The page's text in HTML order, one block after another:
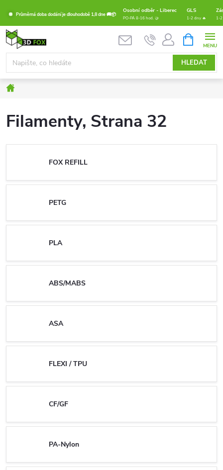
obsah
Průměrná doba dodání je dlouhodobě 1,8 dne 🚚📦
Osobní odběr - Liberec GLS
PO-PÁ 8-16 hod. 🤝 1-2 dny 🔥 1-
HLEDAT
NÁKUPNÍ
KOŠÍK
Filamenty, Strana 32
FOX REFILL
PETG
PLA
ABS/MABS
ASA
FLEXI / TPU
CF/GF
PA-Nylon